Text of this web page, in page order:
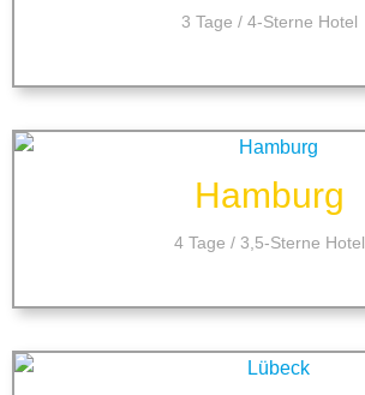
3 Tage / 4-Sterne Hotel
Hamburg
4 Tage / 3,5-Sterne Hotel